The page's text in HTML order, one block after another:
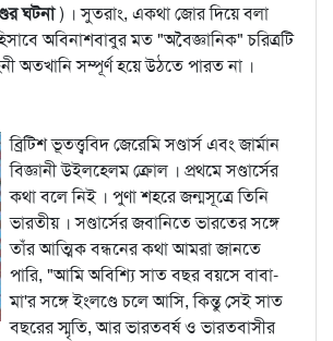
ঘটনা) । সুতরাং, একথা জোর দিয়ে বলা
অবিনাশবাবুর মত "অবৈজ্ঞানিক" চরিত্রটি
অতখানি সম্পূর্ণ হয়ে উঠতে পারত না ।
ব্রিটিশ ভূতত্ত্ববিদ জেরেমি সণ্ডার্স এবং জার্মান
বিজ্ঞানী উইলহেলম ক্রোল । প্রথমে সণ্ডার্সের
কথা বলে নিই । পুণা শহরে জন্মসূত্রে তিনি
ভারতীয় । সণ্ডার্সের জবানিতে ভারতের সঙ্গে
তাঁর আত্মিক বন্ধনের কথা আমরা জানতে
পারি, "আমি অবিশ্যি সাত বছর বয়সে বাবা-
মা'র সঙ্গে ইংলণ্ডে চলে আসি, কিন্তু সেই সাত
বছরের স্মৃতি, আর ভারতবর্ষ ও ভারতবাসীর